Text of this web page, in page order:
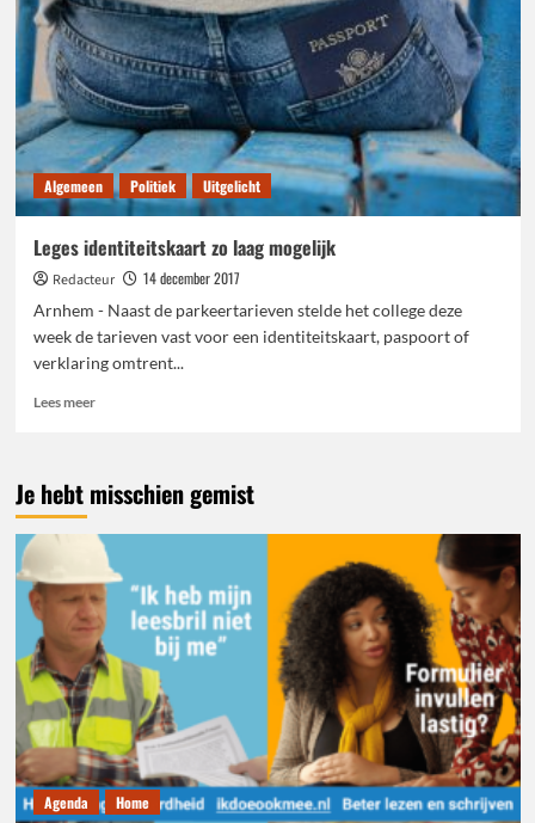
Algemeen Politiek Uitgelicht
Leges identiteitskaart zo laag mogelijk
Redacteur
14 december 2017
Arnhem - Naast de parkeertarieven stelde het college deze
week de tarieven vast voor een identiteitskaart, paspoort of
verklaring omtrent...
Lees meerLees
identiteitskaart
laag
mogelijk
Je hebt misschien gemist
Agenda Home